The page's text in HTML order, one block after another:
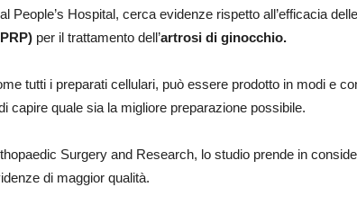
People’s Hospital, cerca evidenze rispetto all’efficacia delle
per il trattamento dell’artrosi di ginocchio.
tutti i preparati cellulari, può essere prodotto in modi e
capire quale sia la migliore preparazione possibile.
Surgery and Research, lo studio prende in
di maggior qualità.